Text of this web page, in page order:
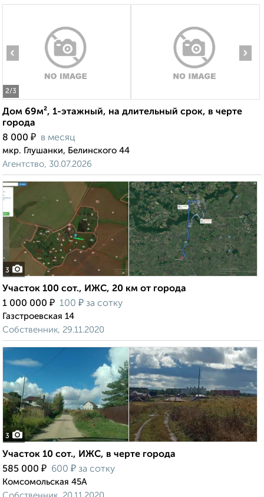
2/3
‹ ›
Дом 69м², 1-этажный, на длительный срок, в черте
города
8 000 ₽ в месяц
мкр. Глушанки, Белинского 44
Агентство, 30.07.2026
3
Участок 100 сот., ИЖС, 20 км от города
1 000 000 ₽ 100 ₽ за сотку
Газстроевская 14
Собственник, 29.11.2020
3
Участок 10 сот., ИЖС, в черте города
585 000 ₽ 600 ₽ за сотку
Комсомольская 45А